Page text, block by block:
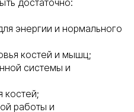
энергии и нормального
костей и мышц;
системы и
костей;
работы и